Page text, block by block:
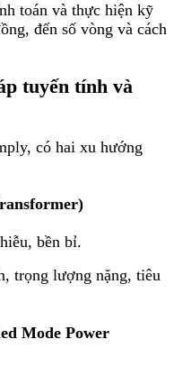
toán và thực hiện kỹ
đến số vòng và cách
tuyến tính và
có hai xu hướng
bền bỉ.
trọng lượng nặng, tiêu
Mode Power